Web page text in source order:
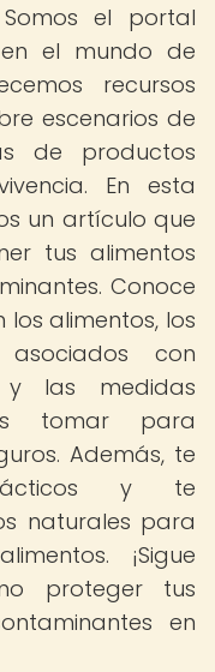
el portal
el mundo de
recursos
escenarios de
de productos
En esta
un artículo que
tus alimentos
Conoce
alimentos, los
con
y las medidas
tomar para
Además, te
y te
naturales para
¡Sigue
proteger tus
en